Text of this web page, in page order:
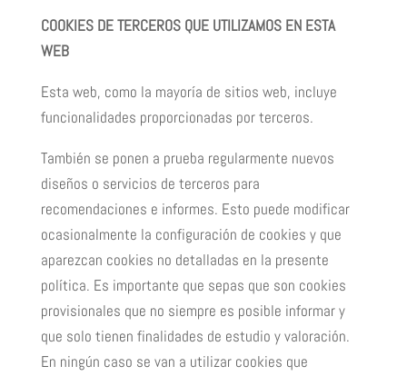
COOKIES DE TERCEROS QUE UTILIZAMOS EN ESTA
WEB
Esta web, como la mayoría de sitios web, incluye
funcionalidades proporcionadas por terceros.
También se ponen a prueba regularmente nuevos
diseños o servicios de terceros para
recomendaciones e informes. Esto puede modificar
ocasionalmente la configuración de cookies y que
aparezcan cookies no detalladas en la presente
política. Es importante que sepas que son cookies
provisionales que no siempre es posible informar y
que solo tienen finalidades de estudio y valoración.
En ningún caso se van a utilizar cookies que